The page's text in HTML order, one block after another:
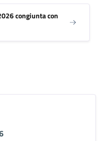
congiunta con